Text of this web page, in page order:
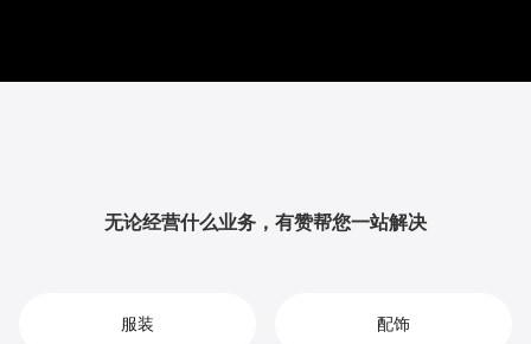
无论经营什么业务，有赞帮您一站解决
服装 配饰